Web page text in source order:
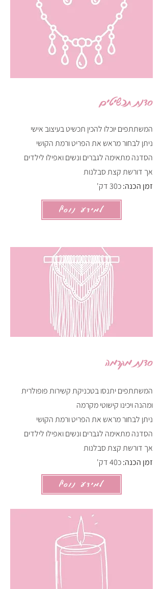
סדנת תכשיטים
המשתתפים יוכלו להכין תכשיט בעיצוב אישי
ניתן לבחור מראש את הפריט ורמת הקושי
הסדנה מתאימה לגברים ונשים ואפילו לילדים
אך דורשת קצת סבלנות
זמן הכנה:כ30 דק'
סדנת מקרמה
המשתתפים יתנסו בטכניקת קשירות פופולרית
ומהנה ויכינו קישוטי מקרמה
ניתן לבחור מראש את הפריט ורמת הקושי
הסדנה מתאימה לגברים ונשים ואפילו לילדים
אך דורשת קצת סבלנות
זמן הכנה:כ40 דק'
למידע נוסף
למידע נוסף